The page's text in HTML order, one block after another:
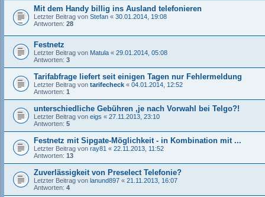
Mit dem Handy billig ins Ausland telefonieren
Letzter Beitrag von Stefan « 30.01.2014, 19:08
Antworten: 28
Festnetz
Letzter Beitrag von Matula « 29.01.2014, 05:08
Antworten: 3
Tarifabfrage liefert seit einigen Tagen nur Fehlermeldung
Letzter Beitrag von tarifecheck « 04.01.2014, 12:52
Antworten: 1
unterschiedliche Gebühren ,je nach Vorwahl bei Telgo?!
Letzter Beitrag von eigs « 27.11.2013, 23:10
Antworten: 5
Festnetz mit Sipgate-Möglichkeit - in Kombination mit ...
Letzter Beitrag von ray81 « 22.11.2013, 11:52
Antworten: 13
Zuverlässigkeit von Preselect Telefonie?
Letzter Beitrag von lanund897 « 21.11.2013, 16:07
Antworten: 4